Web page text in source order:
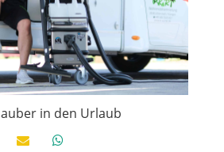
in den Urlaub